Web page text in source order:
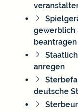
gewerblich
beantragen
anregen
deutsche